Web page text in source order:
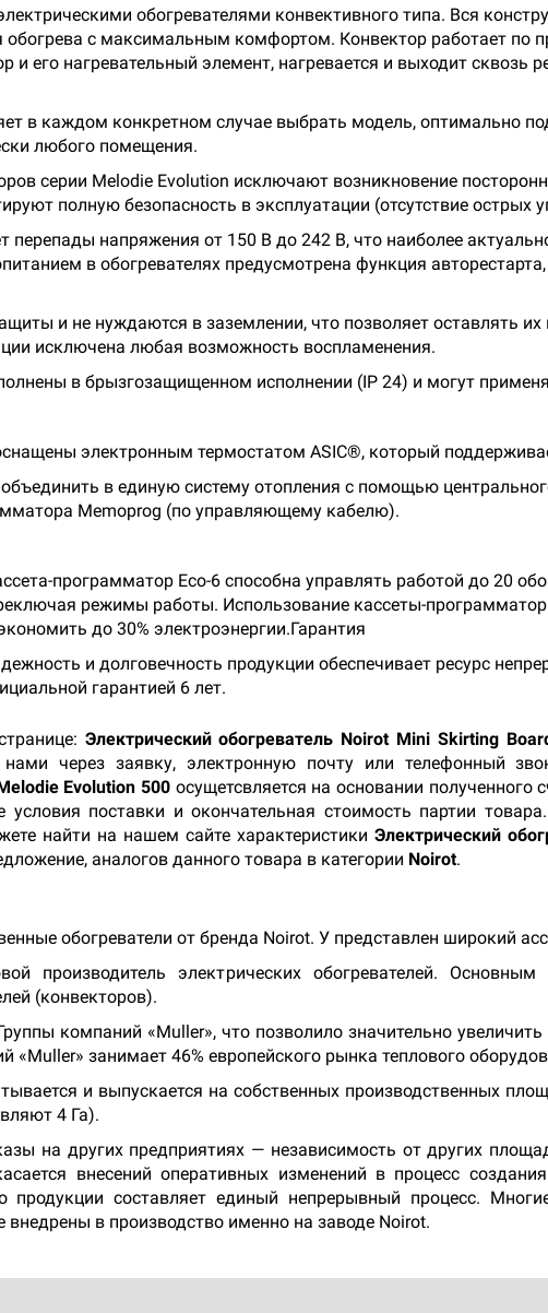
обогревателями конвективного типа. Вся
обогрева с максимальным комфортом. Конвектор работает по
и его нагревательный элемент, нагревается и выходит сквозь
в каждом конкретном случае выбрать модель, оптимально
любого помещения.
серии Melodie Evolution исключают возникновение
полную безопасность в эксплуатации (отсутствие острых
напряжения от 150 В до 242 В, что наиболее
в обогревателях предусмотрена функция
и не нуждаются в заземлении, что позволяет оставлять
исключена любая возможность воспламенения.
в брызгозащищенном исполнении (IP 24) и могут
электронным термостатом ASIC®, который
в единую систему отопления с помощью
Memoprog (по управляющему кабелю).
программатор Eco-6 способна управлять работой до 20
режимы работы. Использование кассеты-
до 30% электроэнергии.Гарантия
и долговечность продукции обеспечивает ресурс
гарантией 6 лет.
Электрический обогреватель Noirot Mini Skirting
через заявку, электронную почту или телефонный
Evolution 500 осущетсвляется на основании
поставки и окончательная стоимость партии
найти на нашем сайте характеристикиЭлектрический
аналогов данного товара в категории Noirot.
обогреватели от бренда Noirot. У представлен широкий
производитель электрических обогревателей. Основным
(конвекторов).
компаний «Muller», что позволило значительно
«Muller» занимает 46% европейского рынка теплового
и выпускается на собственных производственных
4 Га).
на других предприятиях — независимость от других
внесений оперативных изменений в процесс
продукции составляет единый непрерывный процесс.
в производство именно на заводе Noirot.